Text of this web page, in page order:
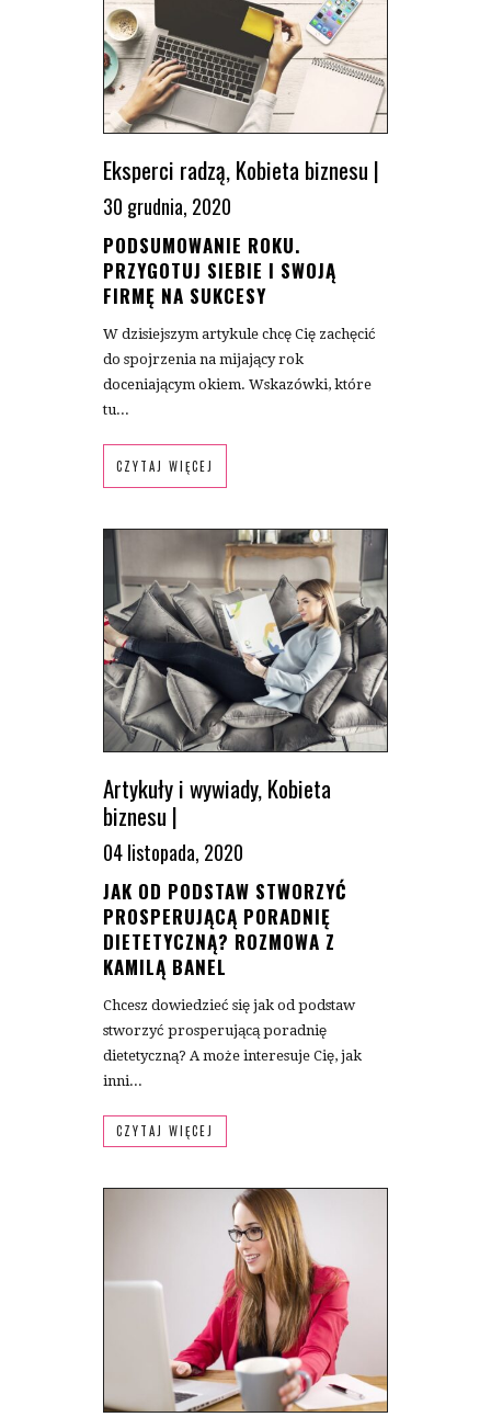
Eksperci radzą,Kobieta biznesu |
30 grudnia, 2020
PODSUMOWANIE ROKU.
PRZYGOTUJ SIEBIE I SWOJĄ
FIRMĘ NA SUKCESY
W dzisiejszym artykule chcę Cię zachęcić
do spojrzenia na mijający rok
doceniającym okiem. Wskazówki, które
tu...
CZYTAJ WIĘCEJ
Artykuły i wywiady,Kobieta
biznesu |
04 listopada, 2020
JAK OD PODSTAW STWORZYĆ
PROSPERUJĄCĄ PORADNIĘ
DIETETYCZNĄ? ROZMOWA Z
KAMILĄ BANEL
Chcesz dowiedzieć się jak od podstaw
stworzyć prosperującą poradnię
dietetyczną? A może interesuje Cię, jak
inni...
CZYTAJ WIĘCEJ